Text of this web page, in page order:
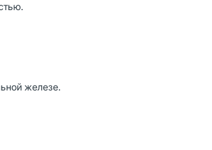
железе.